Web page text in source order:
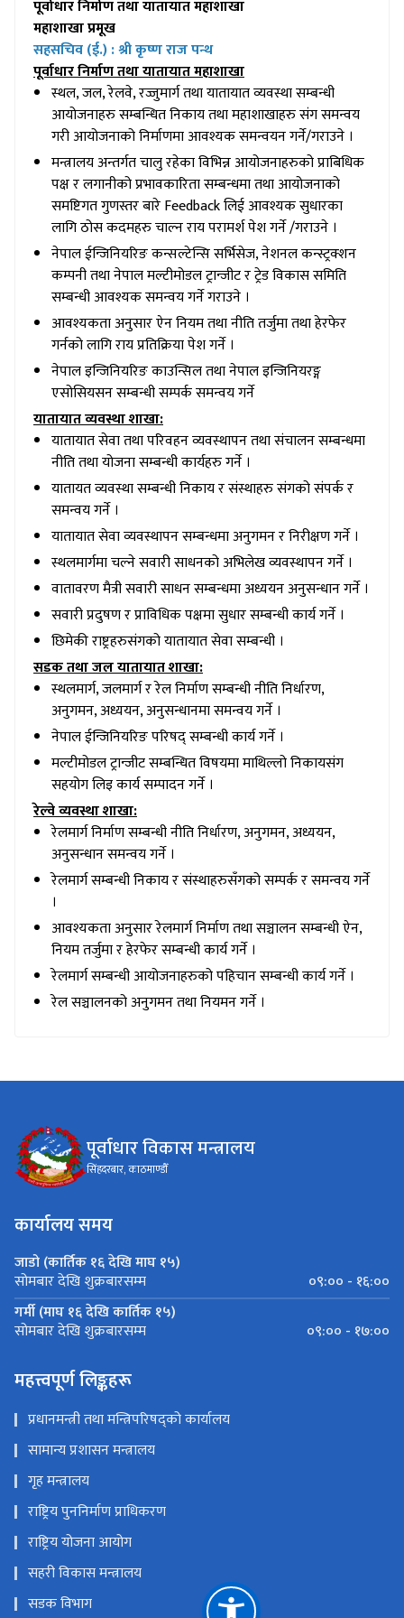
पूर्वाधार निर्माण तथा यातायात महाशाखा
महाशाखा प्रमूख
सहसचिव (ई.) : श्रीकृष्ण राज पन्थ
पूर्वाधार निर्माण तथा यातायात महाशाखा
स्थल, जल, रेलवे, रज्जुमार्ग तथा यातायात व्यवस्था सम्बन्धी
आयोजनाहरु सम्बन्धित निकाय तथा महाशाखाहरु संग समन्वय
गरी आयोजनाको निर्माणमा आवश्यक समन्वयन गर्ने/गराउने ।
मन्त्रालय अन्तर्गत चालु रहेका विभिन्न आयोजनाहरुको प्राबिधिक
पक्ष र लगानीको प्रभावकारिता सम्बन्धमा तथा आयोजनाको
समष्टिगत गुणस्तर बारे Feedback लिई आवश्यक सुधारका
लागि ठोस कदमहरु चाल्न राय परामर्श पेश गर्ने /गराउने ।
नेपाल ईन्जिनियरिङ कन्सल्टेन्सि सर्भिसेज, नेशनल कन्स्ट्रक्शन
कम्पनी तथा नेपाल मल्टीमोडल ट्रान्जीट र ट्रेड विकास समिति
सम्बन्धी आवश्यक समन्वय गर्ने गराउने ।
आवश्यकता अनुसार ऐन नियम तथा नीति तर्जुमा तथा हेरफेर
गर्नको लागि राय प्रतिक्रिया पेश गर्ने ।
नेपाल इन्जिनियरिङ काउन्सिल तथा नेपाल इन्जिनियरङ्ग
एसोसियसन सम्बन्धी सम्पर्क समन्वय गर्ने
यातायात व्यवस्था शाखा:
यातायात सेवा तथा परिवहन व्यवस्थापन तथा संचालन सम्बन्धमा
नीति तथा योजना सम्बन्धी कार्यहरु गर्ने ।
यातायत व्यवस्था सम्बन्धी निकाय र संस्थाहरु संगको संपर्क र
समन्वय गर्ने ।
यातायात सेवा व्यवस्थापन सम्बन्धमा अनुगमन र निरीक्षण गर्ने ।
स्थलमार्गमा चल्ने सवारी साधनको अभिलेख व्यवस्थापन गर्ने ।
वातावरण मैत्री सवारी साधन सम्बन्धमा अध्ययन अनुसन्धान गर्ने ।
सवारी प्रदुषण र प्राविधिक पक्षमा सुधार सम्बन्धी कार्य गर्ने ।
छिमेकी राष्ट्रहरुसंगको यातायात सेवा सम्बन्धी ।
सडक तथा जल यातायात शाखा:
स्थलमार्ग, जलमार्ग र रेल निर्माण सम्बन्धी नीति निर्धारण,
अनुगमन, अध्ययन, अनुसन्धानमा समन्वय गर्ने ।
नेपाल ईन्जिनियरिङ परिषद् सम्बन्धी कार्य गर्ने ।
मल्टीमोडल ट्रान्जीट सम्बन्धित विषयमा माथिल्लो निकायसंग
सहयोग लिइ कार्य सम्पादन गर्ने ।
रेल्वे व्यवस्था शाखा:
रेलमार्ग निर्माण सम्बन्धी नीति निर्धारण, अनुगमन, अध्ययन,
अनुसन्धान समन्वय गर्ने ।
रेलमार्ग सम्बन्धी निकाय र संस्थाहरुसँगको सम्पर्क र समन्वय गर्ने
।
आवश्यकता अनुसार रेलमार्ग निर्माण तथा सञ्चालन सम्बन्धी ऐन,
नियम तर्जुमा र हेरफेर सम्बन्धी कार्य गर्ने ।
रेलमार्ग सम्बन्धी आयोजनाहरुको पहिचान सम्बन्धी कार्य गर्ने ।
रेल सञ्चालनको अनुगमन तथा नियमन गर्ने ।
पूर्वाधार विकास मन्त्रालय
सिंहदरबार, काठमाण्डौँ
कार्यालय समय
जाडो (कार्तिक १६ देखि माघ १५)
सोमबार देखि शुक्रबारसम्म
०९:०० - १६:००
गर्मी (माघ १६ देखि कार्तिक १५)
सोमबार देखि शुक्रबारसम्म ०९:०० - १७:००
महत्त्वपूर्ण लिङ्कहरू
प्रधानमन्त्री तथा मन्त्रिपरिषद्को कार्यालय
सामान्य प्रशासन मन्त्रालय
गृह मन्त्रालय
राष्ट्रिय पुननिर्माण प्राधिकरण
राष्ट्रिय योजना आयोग
सहरी विकास मन्त्रालय
सडक विभाग